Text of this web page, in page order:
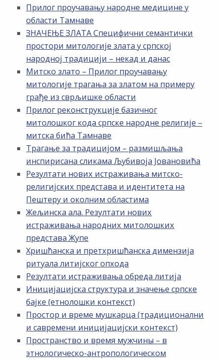
Прилог проучавању народне медицине у
области Тамнаве
ЗНАЧЕЊЕ ЗЛАТА Специфични семантички
простори митологије злата у српској
народној традицији – некад и данас
Митско злато – Прилог проучавању
митологије трагања за златом на примеру
грађе из сврљишке области
Прилог реконструкције базичног
митолошког кода српске народне религије –
митска бића Тамнаве
Трагање за традицијом – размишљања
инспирисана сликама Љубивоја Јовановића
Резултати нових истраживања митско-
религијских представа и идентитета на
Пештеру и околним областима
Жељинска ала. Резултати нових
истраживања народних митолошких
представа Жупе
Хришћанска и претхришћанска димензија
ритуала литијског опхода
Резултати истраживања обреда литија
Иницијацијска структура и значење српске
бајке (етнолошки контекст)
Простор и време мушкарца (традиционални
и савремени иницијацијски контекст)
Пространство и время мужчины – в
этнологическо-антропологическом